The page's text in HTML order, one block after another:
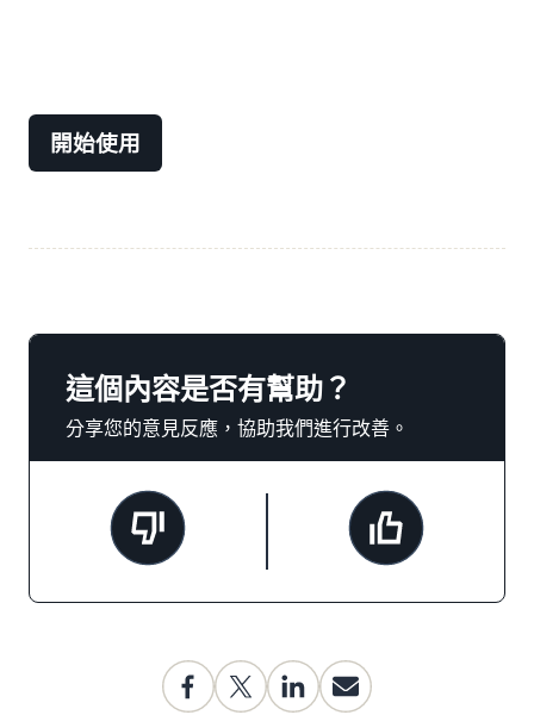
開始使用
這個內容是否有幫助？
分享您的意見反應，協助我們進行改善。